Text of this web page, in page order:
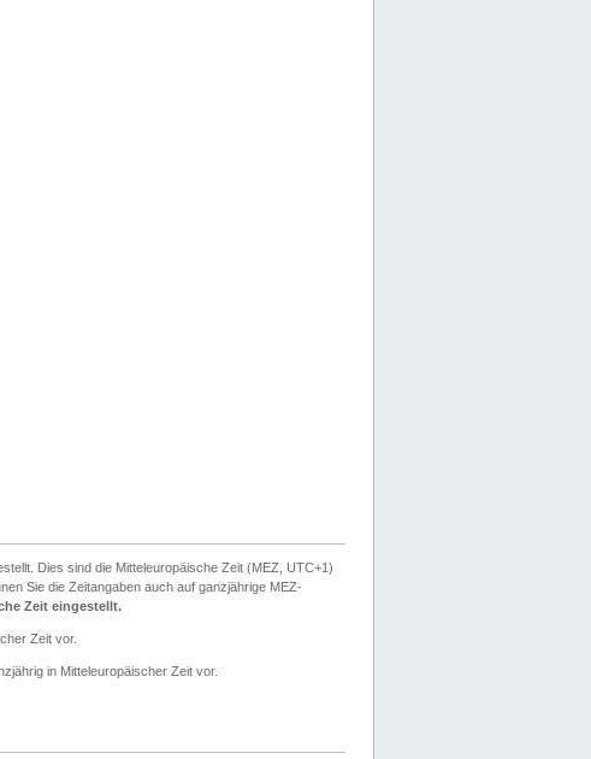
Dies sind die Mitteleuropäische Zeit (MEZ, UTC+1)
Sie die Zeitangaben auch auf ganzjährige MEZ-
Zeit eingestellt.
Zeit vor.
in Mitteleuropäischer Zeit vor.